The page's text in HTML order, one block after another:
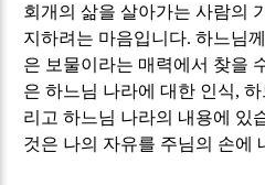
회개의 삶을 살아가는 사람의
지하려는 마음입니다.하느님
은 보물이라는 매력에서 찾을
은 하느님 나라에 대한 인식,하
리고 하느님 나라의 내용에 있
것은 나의 자유를 주님의 손에